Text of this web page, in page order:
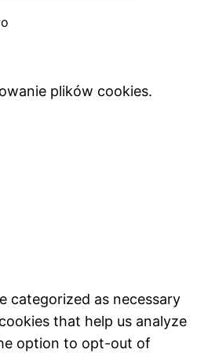
plików cookies.
categorized as necessary
that help us analyze
option to opt-out of